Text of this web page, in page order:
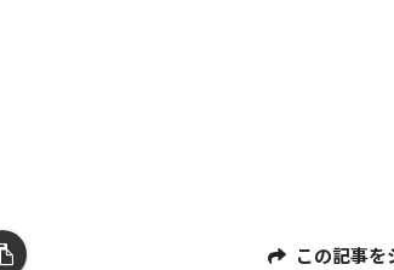
この記事を